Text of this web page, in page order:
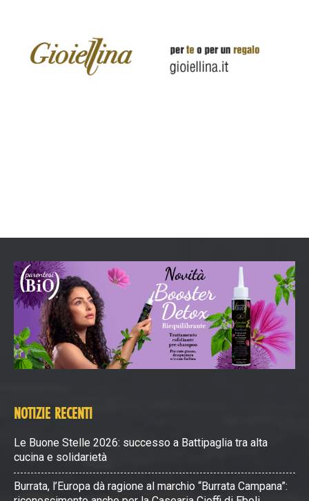
NOTIZIE RECENTI
Le Buone Stelle 2026: successo a Battipaglia tra alta
cucina e solidarietà
Burrata, l’Europa dà ragione al marchio “Burrata Campana”: